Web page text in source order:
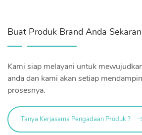
Buat Produk Brand Anda
Kami siap melayani untuk
anda dan kami akan setiap
prosesnya.
Tanya Kerjasama Pengadaan Produk ?